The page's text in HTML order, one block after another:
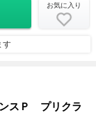
お気に入り
す
スＰ プリクラ